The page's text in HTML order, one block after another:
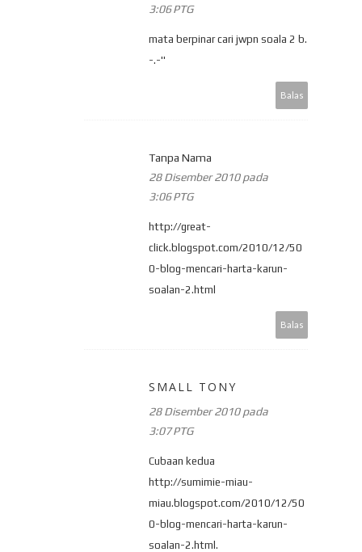
3:06 PTG
mata berpinar cari jwpn soala 2 b.
-.-''
Balas
Tanpa Nama
28 Disember 2010 pada
3:06 PTG
http://great-
click.blogspot.com/2010/12/50
0-blog-mencari-harta-karun-
soalan-2.html
Balas
SMALL TONY
28 Disember 2010 pada
3:07 PTG
Cubaan kedua
http://sumimie-miau-
miau.blogspot.com/2010/12/50
0-blog-mencari-harta-karun-
soalan-2.html.